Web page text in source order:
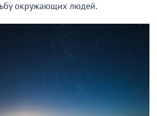
окружающих людей.